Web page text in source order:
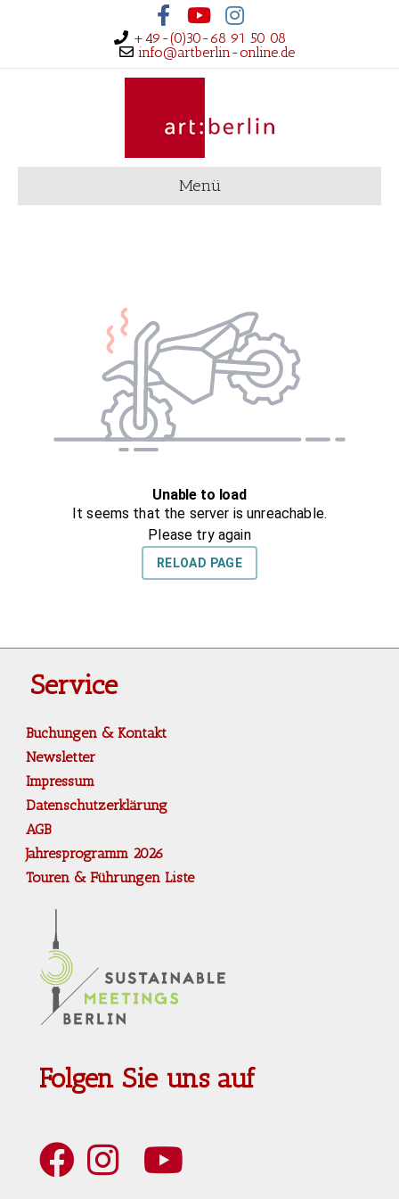
Facebook Youtube Instagram
+49-(0)30-68 91 50 08
info@artberlin-online.de
Menü
Service
Buchungen & Kontakt
Newsletter
Impressum
Datenschutzerklärung
AGB
Jahresprogramm 2026
Touren & Führungen Liste
Folgen Sie uns auf
Art Berlin Facebook
Art Berlin Instagram
Art Berlin Tripadvisior
Art Berlin YouTube